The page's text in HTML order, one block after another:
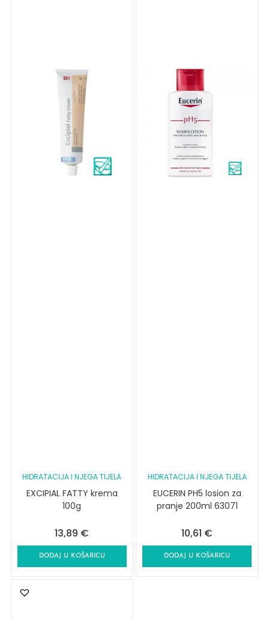
HIDRATACIJA I NJEGA TIJELA
EXCIPIAL FATTY krema
100g
13,89 €
DODAJ U KOŠARICU
HIDRATACIJA I NJEGA TIJELA
EUCERIN PH5 losion za
pranje 200ml 63071
10,61 €
DODAJ U KOŠARICU